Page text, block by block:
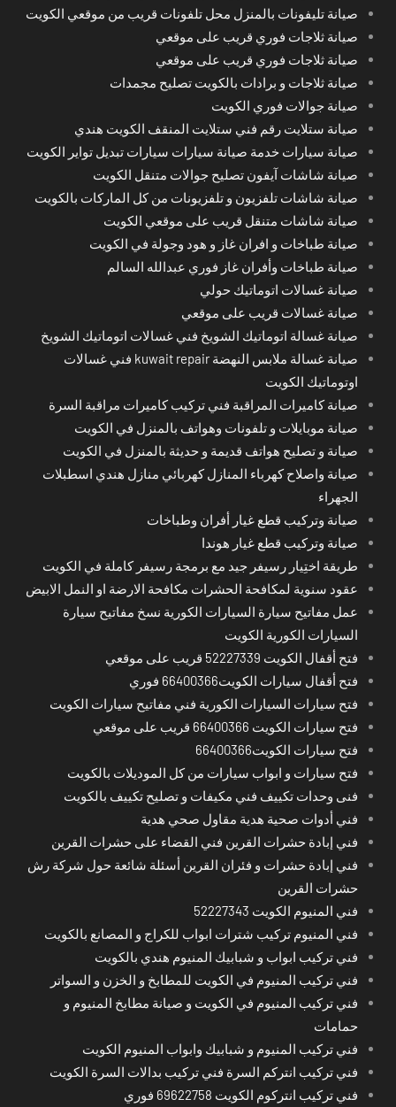
صيانة تليفونات بالمنزل محل تلفونات قريب من موقعي الكويت
صيانة ثلاجات فوري قريب على موقعي
صيانة ثلاجات فوري قريب على موقعي
صيانة ثلاجات و برادات بالكويت تصليح مجمدات
صيانة جوالات فوري الكويت
صيانة ستلايت رقم فني ستلايت المنقف الكويت هندي
صيانة سيارات خدمة صيانة سيارات سيارات تبديل تواير الكويت
صيانة شاشات آيفون تصليح جوالات متنقل الكويت
صيانة شاشات تلفزيون و تلفزيونات من كل الماركات بالكويت
صيانة شاشات متنقل قريب على موقعي الكويت
صيانة طباخات و افران غاز و هود وجولة في الكويت
صيانة طباخات وأفران غاز فوري عبدالله السالم
صيانة غسالات اتوماتيك حولي
صيانة غسالات قريب على موقعي
صيانة غسالة اتوماتيك الشويخ فني غسالات اتوماتيك الشويخ
صيانة غسالة ملابس النهضة kuwait repair فني غسالات
اوتوماتيك الكويت
صيانة كاميرات المراقبة فني تركيب كاميرات مراقبة السرة
صيانة موبايلات و تلفونات وهواتف بالمنزل في الكويت
صيانة و تصليح هواتف قديمة و حديثة بالمنزل في الكويت
صيانة واصلاح كهرباء المنازل كهربائي منازل هندي اسطبلات
الجهراء
صيانة وتركيب قطع غيار أفران وطباخات
صيانة وتركيب قطع غيار هوندا
طريقة اختِيار رسيفر جيد مع برمجة رسيفر كاملة في الكويت
عقود سنوية لمكافحة الحشرات مكافحة الارضة او النمل الابيض
عمل مفاتيح سيارة السيارات الكورية نسخ مفاتيح سيارة
السيارات الكورية الكويت
فتح أقفال الكويت 52227339 قريب على موقعي
فتح أقفال سيارات الكويت66400366 فوري
فتح سيارات السيارات الكورية فني مفاتيح سيارات الكويت
فتح سيارات الكويت 66400366 قريب على موقعي
فتح سيارات الكويت66400366
فتح سيارات و ابواب سيارات من كل الموديلات بالكويت
فنى وحدات تكييف فني مكيفات و تصليح تكييف بالكويت
فني أدوات صحية هدية مقاول صحي هدية
فني إبادة حشرات القرين فني القضاء على حشرات القرين
فني إبادة حشرات و فئران القرين أسئلة شائعة حول شركة رش
حشرات القرين
فني المنيوم الكويت 52227343
فني المنيوم تركيب شترات ابواب للكراج و المصانع بالكويت
فني تركيب ابواب و شبابيك المنيوم هندي بالكويت
فني تركيب المنيوم في الكويت للمطابخ و الخزن و السواتر
فني تركيب المنيوم في الكويت و صيانة مطابخ المنيوم و
حمامات
فني تركيب المنيوم و شبابيك وابواب المنيوم الكويت
فني تركيب انتركم السرة فني تركيب بدالات السرة الكويت
فني تركيب انتركوم الكويت 69622758 فوري